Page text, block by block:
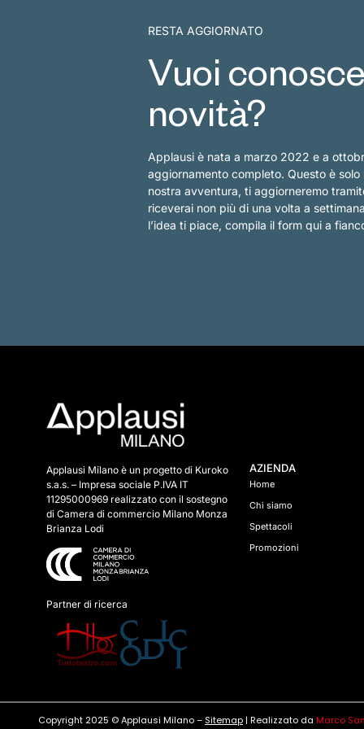
RESTA AGGIORNATO
Vuoi
novità?
Applausi è nata a marzo 2022 e a
aggiornamento completo. Questo è solo
nostra avventura, ti aggiorneremo
riceverai non più di una volta a
l’idea ti piace, compila il form qui a
Applausi Milano è un progetto di Kuroko
s.a.s. – Impresa sociale P.IVA IT
11295000969 realizzato con il sostegno
di Camera di commercio Milano Monza
Brianza Lodi
AZIENDA
Home
Chi siamo
Spettacoli
Promozioni
Partner di ricerca
Copyright 2025 © Applausi Milano – Sitemap| Realizzato da Marco